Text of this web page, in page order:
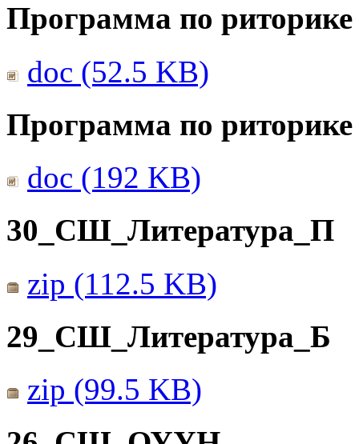
Программа по риторике
doc (52.5 KB)
Программа по риторике
doc (192 KB)
30_СШ_Литература_П
zip (112.5 KB)
29_СШ_Литература_Б
zip (99.5 KB)